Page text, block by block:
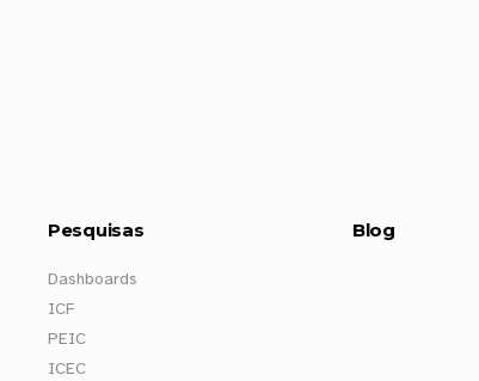
Pesquisas
Dashboards
ICF
PEIC
ICEC
Blog